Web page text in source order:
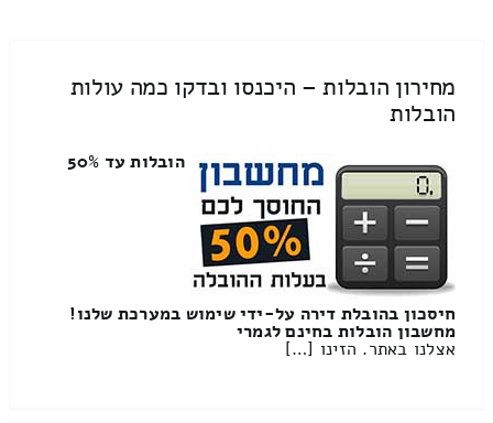
מחירון הובלות – היכנסו ובדקו כמה עולות
הובלות
הובלות עד 50%
חיסכון בהובלת דירה על-ידי שימוש במערכת שלנו!
מחשבון הובלות בחינם לגמרי
אצלנו באתר. הזינו […]